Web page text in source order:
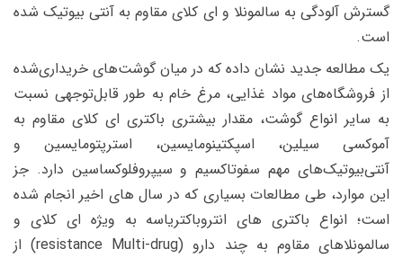
گسترش آلودگی به سالمونلا و ای کلای مقاوم به آنتی بیوتیک شده
است.
یک مطالعه جدید نشان داده که در میان گوشت‌های خریداری‌شده
از فروشگاه‌های مواد غذایی، مرغ خام به طور قابل‌توجهی نسبت
به سایر انواع گوشت، مقدار بیشتری باکتری ای کلای مقاوم به
آموکسی سیلین، اسپکتینومایسین، استرپتومایسین و
آنتی‌بیوتیک‌های مهم سفوتاکسیم و سیپروفلوکساسین دارد. جز
این موارد، طی مطالعات بسیاری که در سال های اخیر انجام شده
است؛ انواع باکتری های انتروباکتریاسه به ویژه ای کلای و
سالمونلاهای مقاوم به چند دارو (resistance Multi-drug) از